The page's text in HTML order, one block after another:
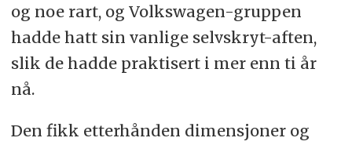
og noe rart, og Volkswagen-gruppen
hadde hatt sin vanlige selvskryt-aften,
slik de hadde praktisert i mer enn ti år
nå.
Den fikk etterhånden dimensjoner og